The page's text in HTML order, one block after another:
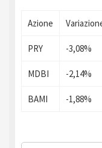
Azione
PRY -3,08%
MDBI -2,14%
BAMI -1,88%